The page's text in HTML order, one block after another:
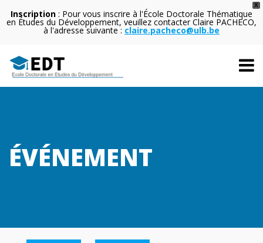
X
Inscription : Pour vous inscrire à l'École Doctorale Thématique
en Études du Développement, veuillez contacter Claire PACHECO,
à l'adresse suivante : claire.pacheco@ulb.be
ÉVÉNEMENT